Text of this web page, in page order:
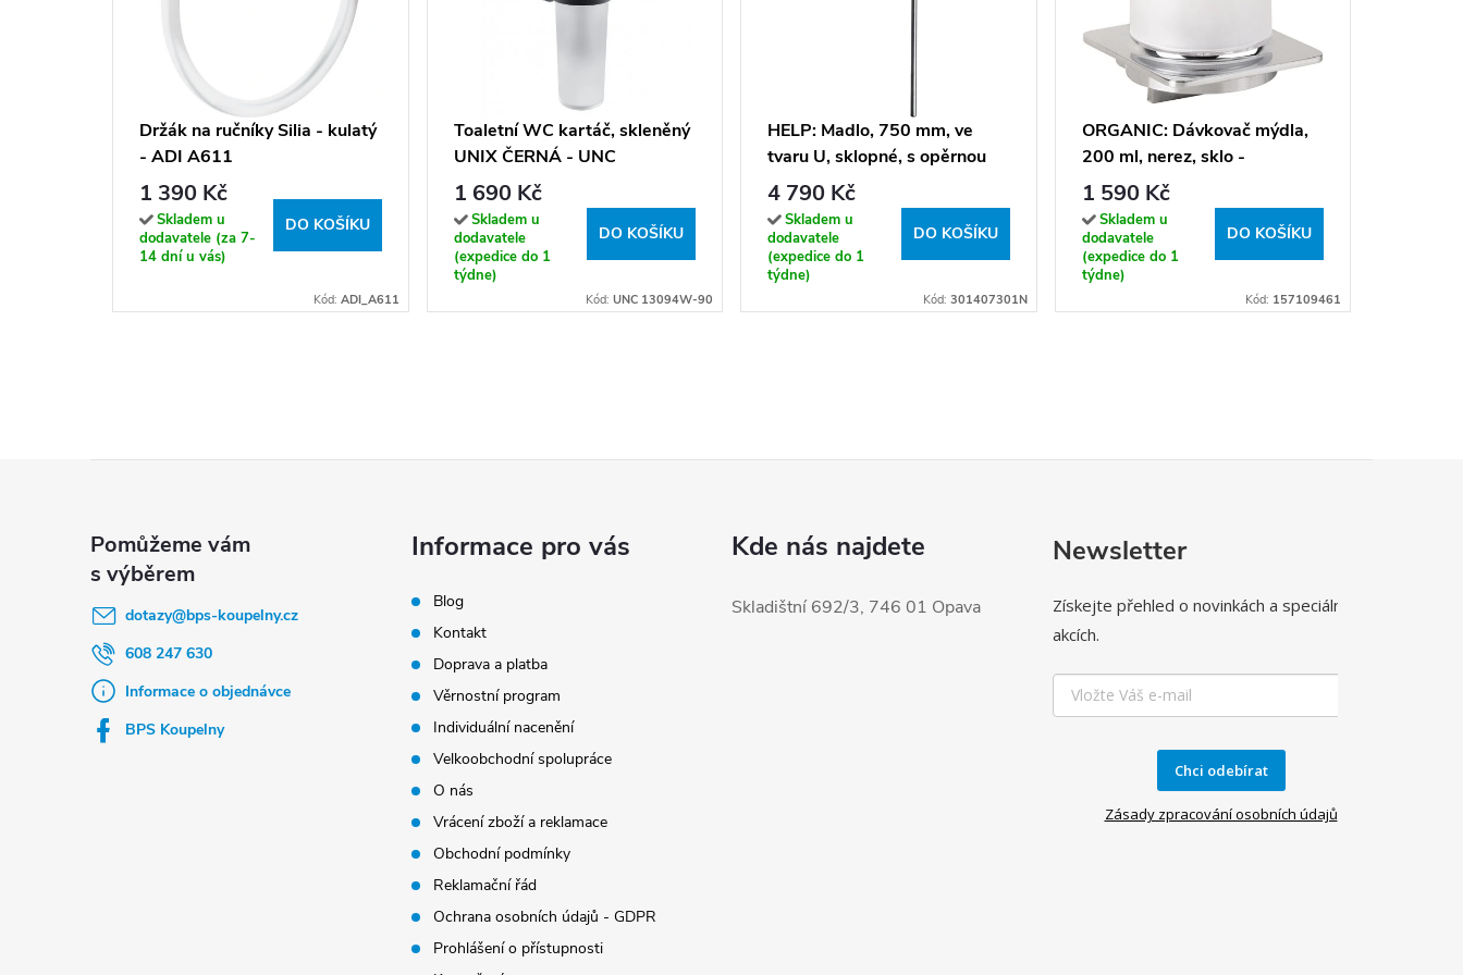
Držák na ručníky Silia - kulatý
- ADI A611
1 390 Kč
Skladem u
dodavatele (za 7-
14 dní u vás)
DO KOŠÍKU
Kód: ADI_A611
Toaletní WC kartáč, skleněný
UNIX ČERNÁ - UNC
13094W-90
1 690 Kč
Skladem u
dodavatele
(expedice do 1
týdne)
DO KOŠÍKU
Kód: UNC 13094W-90
HELP: Madlo, 750 mm, ve
tvaru U, sklopné, s opěrnou
nohou, s držákem TP, s
krytkou, nerez, lesk -
301407301N
4 790 Kč
Skladem u
dodavatele
(expedice do 1
týdne)
DO KOŠÍKU
Kód: 301407301N
ORGANIC: Dávkovač mýdla,
200 ml, nerez, sklo -
157109461
1 590 Kč
Skladem u
dodavatele
(expedice do 1
týdne)
DO KOŠÍKU
Kód: 157109461
dotazy@bps-koupelny.cz
608 247 630
Informace o objednávce
BPS Koupelny
Informace pro vás
Blog
Kontakt
Doprava a platba
Věrnostní program
Individuální nacenění
Velkoobchodní spolupráce
O nás
Vrácení zboží a reklamace
Obchodní podmínky
Reklamační řád
Ochrana osobních údajů - GDPR
Prohlášení o přístupnosti
Kde nás najdete
Skladištní 692/3, 746 01 Opava
Newsletter
Získejte přehled o novinkách a speciálních
akcích.
Chci odebírat
Zásady zpracování osobních údajů